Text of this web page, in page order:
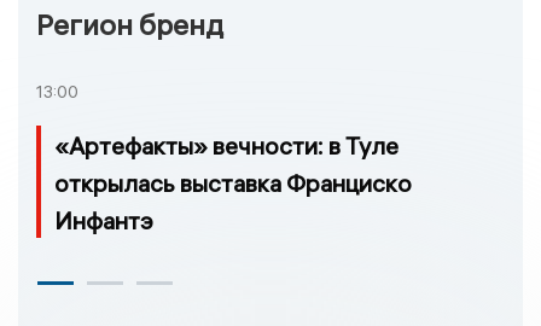
Регион бренд
13:00
«Артефакты» вечности: в Туле
открылась выставка Франциско
Инфантэ